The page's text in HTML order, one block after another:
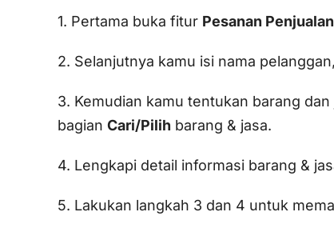
1. Pertama buka fitur Pesanan Penjualan
2. Selanjutnya kamu isi nama
3. Kemudian kamu tentukan barang
bagian Cari/Pilih barang & jasa.
4. Lengkapi detail informasi barang &
5. Lakukan langkah 3 dan 4 untuk